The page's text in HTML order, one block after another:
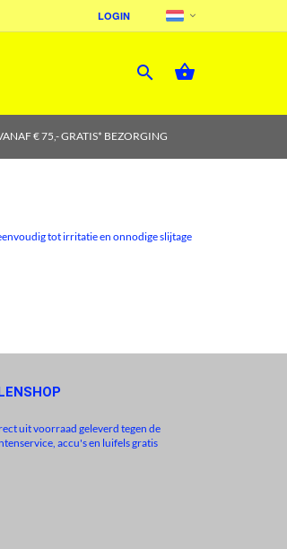
LOGIN


€ 75,- GRATIS* BEZORGING
tot irritatie en onnodige slijtage
uit voorraad geleverd tegen de
accu's en luifels gratis